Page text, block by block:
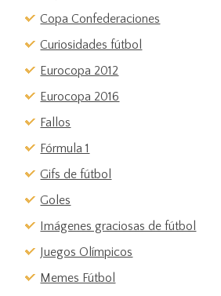
Copa Confederaciones
Curiosidades fútbol
Eurocopa 2012
Eurocopa 2016
Fallos
Fórmula 1
Gifs de fútbol
Goles
Imágenes graciosas de fútbol
Juegos Olímpicos
Memes Fútbol